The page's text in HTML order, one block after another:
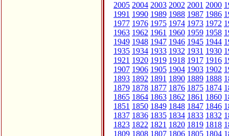
2005 2004 2003 2002 2001 2000
1991 1990 1989 1988 1987 1986
1977 1976 1975 1974 1973 1972
1963 1962 1961 1960 1959 1958
1949 1948 1947 1946 1945 1944
1935 1934 1933 1932 1931 1930
1921 1920 1919 1918 1917 1916
1907 1906 1905 1904 1903 1902
1893 1892 1891 1890 1889 1888
1879 1878 1877 1876 1875 1874
1865 1864 1863 1862 1861 1860
1851 1850 1849 1848 1847 1846
1837 1836 1835 1834 1833 1832
1823 1822 1821 1820 1819 1818
1809 1808 1807 1806 1805 1804